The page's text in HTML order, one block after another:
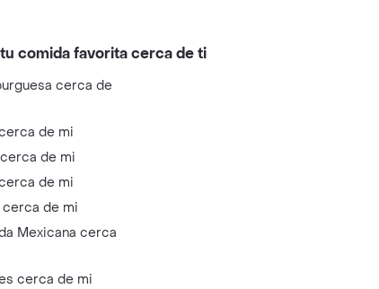
comida favorita cerca de ti
cerca de
de mi
de mi
de mi
cerca de mi
Mexicana cerca
cerca de mi